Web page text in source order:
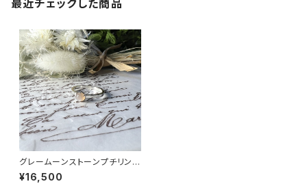
最近チェックした商品
グレームーンストーンプチリン
グ RG24-249
¥16,500